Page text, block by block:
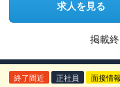
求人を見る
掲載
終了間近 正社員 面接情